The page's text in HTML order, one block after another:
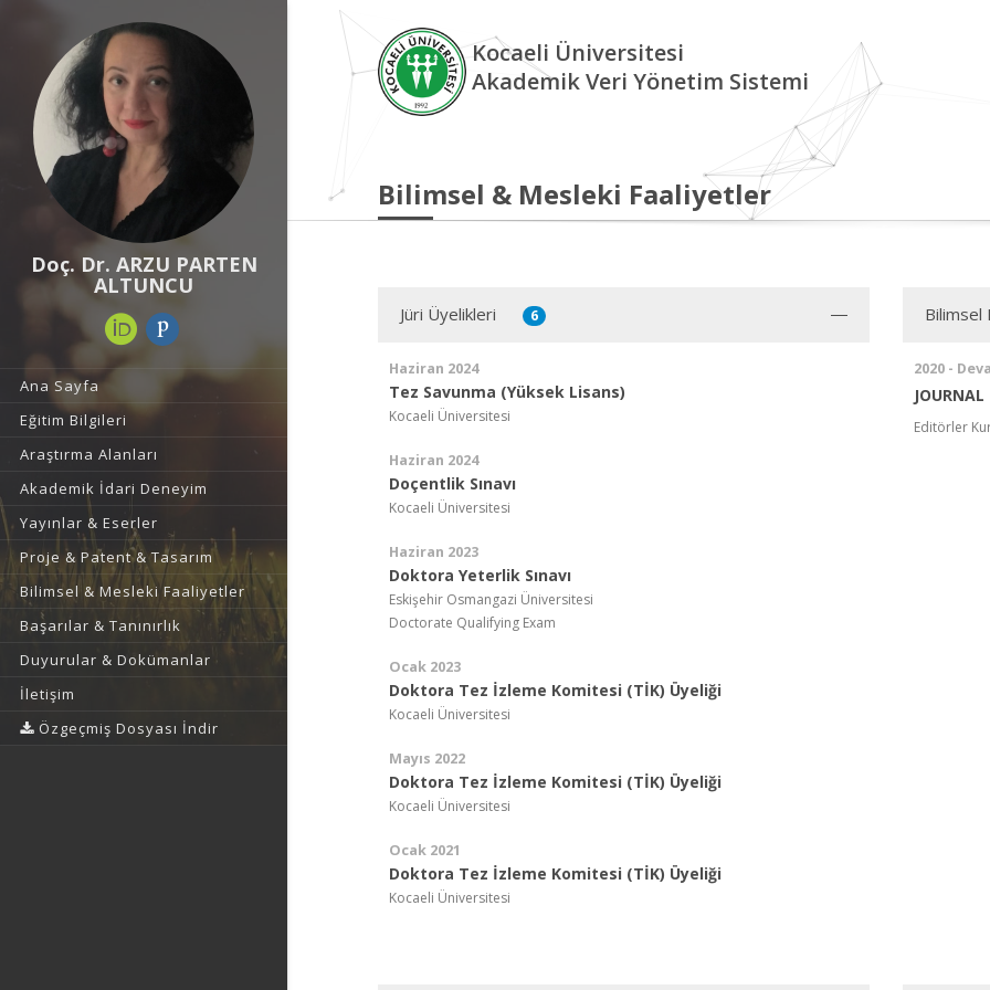
Doç. Dr. ARZU PARTEN
ALTUNCU
Ana Sayfa
Eğitim Bilgileri
Araştırma Alanları
Akademik İdari Deneyim
Yayınlar & Eserler
Proje & Patent & Tasarım
Bilimsel & Mesleki Faaliyetler
Başarılar & Tanınırlık
Duyurular & Dokümanlar
İletişim
Özgeçmiş Dosyası İndir
Kocaeli Üniversitesi
Akademik Veri Yönetim Sistemi
Bilimsel & Mesleki Faaliyetler
Jüri Üyelikleri 6
Haziran 2024
Tez Savunma (Yüksek Lisans)
Kocaeli Üniversitesi
Haziran 2024
Doçentlik Sınavı
Kocaeli Üniversitesi
Haziran 2023
Doktora Yeterlik Sınavı
Eskişehir Osmangazi Üniversitesi
Doctorate Qualifying Exam
Ocak 2023
Doktora Tez İzleme Komitesi (TİK) Üyeliği
Kocaeli Üniversitesi
Mayıs 2022
Doktora Tez İzleme Komitesi (TİK) Üyeliği
Kocaeli Üniversitesi
Ocak 2021
Doktora Tez İzleme Komitesi (TİK) Üyeliği
Kocaeli Üniversitesi
Bilimsel
2020 -
Editörler